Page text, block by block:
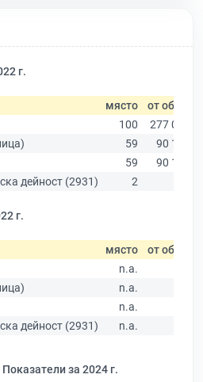
г.
място от общо
100
277 019
59
90 178
59
90 178
дейност (2931)
2
г.
място от общо
n.a.
n.a.
n.a.
дейност (2931)
n.a.
за 2024 г.